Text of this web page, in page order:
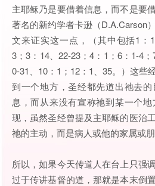
主耶稣乃是要借着信息，而不是要
著名的新约学者卡逊（D.A.Carson
文来证实这一点，（其中包括1：
3；3：14、22-23；4：1；6：1-4
0-31、10：1；12：1、35。）这些
到一个地方，圣经都先道出祂去
息，而从来没有宣称祂到某一个
现，虽然圣经曾提及主耶稣的医治
祂的主动，而是病人或他的家属或朋
所以，如果今天传道人在台上只强
过于传讲基督的道，那就是本末倒